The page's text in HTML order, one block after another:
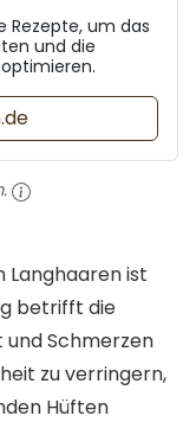
Rezepte, um das
und die
Langhaaren ist
betrifft die
und Schmerzen
zu verringern,
Hüften